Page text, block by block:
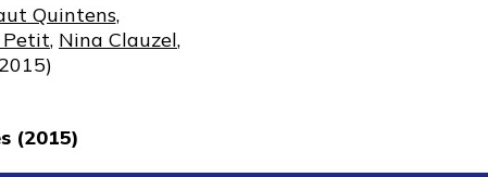
Quintens,
, Nina Clauzel,
(2015)